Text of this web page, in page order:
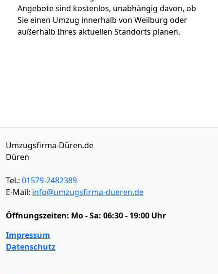
Angebote sind kostenlos, unabhängig davon, ob
Sie einen Umzug innerhalb von Weilburg oder
außerhalb Ihres aktuellen Standorts planen.
Umzugsfirma-Düren.de
Düren
Tel.: 01579-2482389
E-Mail: info@umzugsfirma-dueren.de
Öffnungszeiten: Mo - Sa: 06:30 - 19:00 Uhr
Impressum
Datenschutz